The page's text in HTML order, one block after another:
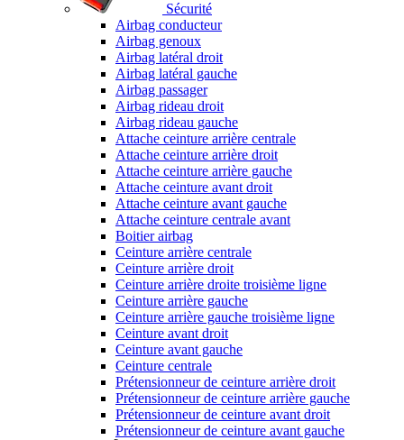
Sécurité
Airbag conducteur
Airbag genoux
Airbag latéral droit
Airbag latéral gauche
Airbag passager
Airbag rideau droit
Airbag rideau gauche
Attache ceinture arrière centrale
Attache ceinture arrière droit
Attache ceinture arrière gauche
Attache ceinture avant droit
Attache ceinture avant gauche
Attache ceinture centrale avant
Boitier airbag
Ceinture arrière centrale
Ceinture arrière droit
Ceinture arrière droite troisième ligne
Ceinture arrière gauche
Ceinture arrière gauche troisième ligne
Ceinture avant droit
Ceinture avant gauche
Ceinture centrale
Prétensionneur de ceinture arrière droit
Prétensionneur de ceinture arrière gauche
Prétensionneur de ceinture avant droit
Prétensionneur de ceinture avant gauche